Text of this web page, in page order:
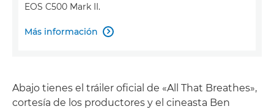
EOS C500 Mark II.
Más información 
Abajo tienes el tráiler oficial de «All That Breathes»,
cortesía de los productores y el cineasta Ben